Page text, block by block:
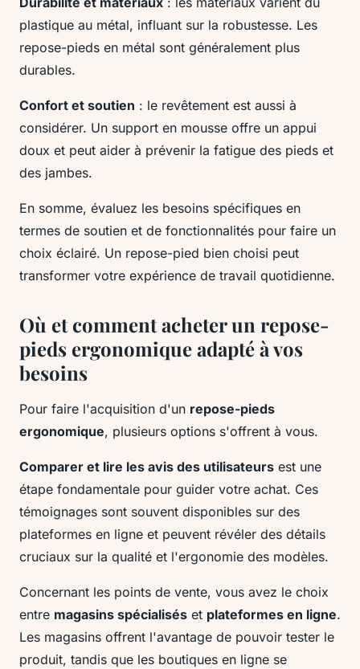
plastique au métal, influant sur la robustesse. Les
repose-pieds en métal sont généralement plus
durables.
Confort et soutien : le revêtement est aussi à
considérer. Un support en mousse offre un appui
doux et peut aider à prévenir la fatigue des pieds et
des jambes.
En somme, évaluez les besoins spécifiques en
termes de soutien et de fonctionnalités pour faire un
choix éclairé. Un repose-pied bien choisi peut
transformer votre expérience de travail quotidienne.
Où et comment acheter un repose-
pieds ergonomique adapté à vos
besoins
Pour faire l'acquisition d'un repose-pieds
ergonomique, plusieurs options s'offrent à vous.
Comparer et lire les avis des utilisateurs est une
étape fondamentale pour guider votre achat. Ces
témoignages sont souvent disponibles sur des
plateformes en ligne et peuvent révéler des détails
cruciaux sur la qualité et l'ergonomie des modèles.
Concernant les points de vente, vous avez le choix
entre magasins spécialisés et plateformes en ligne.
Les magasins offrent l'avantage de pouvoir tester le
produit, tandis que les boutiques en ligne se